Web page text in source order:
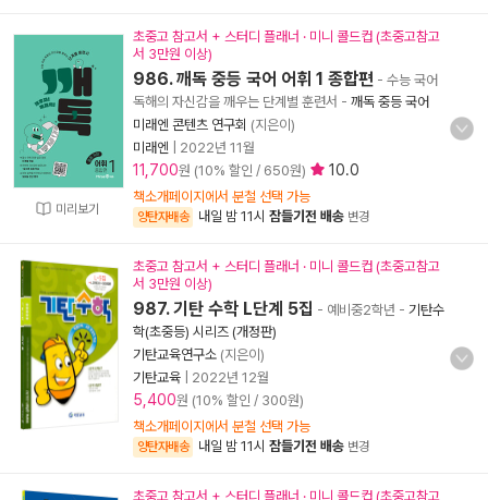
미리보기
초중고 참고서 + 스터디 플래너 · 미니 콜드컵 (초중고참고
서 3만원 이상)
986. 깨독 중등 국어 어휘 1 종합편 - 수능 국어
독해의 자신감을 깨우는 단계별 훈련서 - 깨독 중등 국어
미래엔 콘텐츠 연구회 (지은이)
미래엔
2022년 11월
11,700원 (10% 할인 / 650원) 10.0
책소개페이지에서 분철 선택 가능
양탄자배송 내일 밤 11시 잠들기전 배송 변경
초중고 참고서 + 스터디 플래너 · 미니 콜드컵 (초중고참고
서 3만원 이상)
987. 기탄 수학 L단계 5집 - 예비중2학년 - 기탄수
학(초중등) 시리즈 (개정판)
기탄교육연구소 (지은이)
기탄교육
2022년 12월
5,400원 (10% 할인 / 300원)
책소개페이지에서 분철 선택 가능
양탄자배송 내일 밤 11시 잠들기전 배송 변경
초중고 참고서 + 스터디 플래너 · 미니 콜드컵 (초중고참고